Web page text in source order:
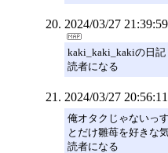
2024/03/27 21:39:59
kaki_kaki_kakiの日記
読者になる
2024/03/27 20:56:11
俺オタクじゃないっ
とだけ雛苺を好きな
読者になる